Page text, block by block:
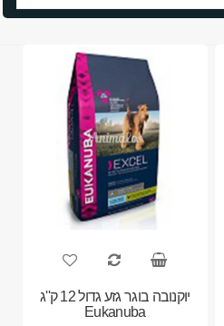
יוקנובה בוגר גזע גדול 12 ק''ג
Eukanuba